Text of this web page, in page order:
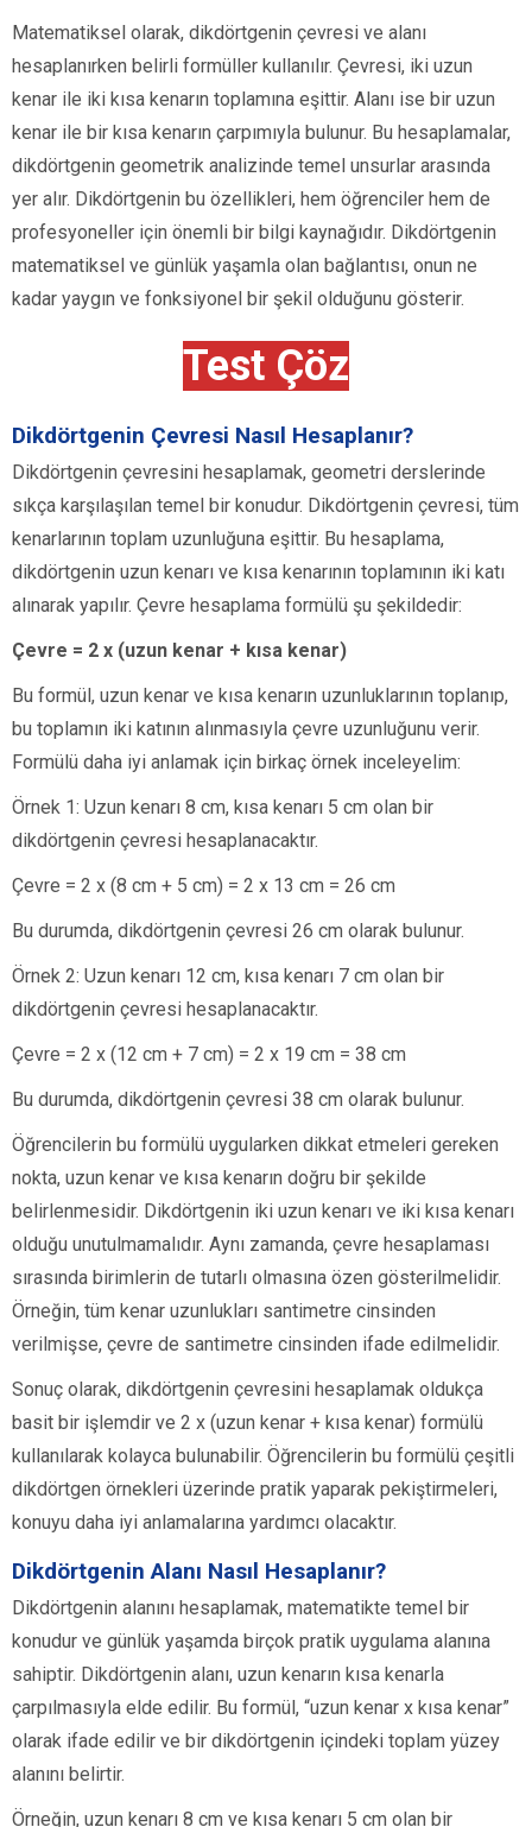
Matematiksel olarak, dikdörtgenin çevresi ve alanı
hesaplanırken belirli formüller kullanılır. Çevresi, iki uzun
kenar ile iki kısa kenarın toplamına eşittir. Alanı ise bir uzun
kenar ile bir kısa kenarın çarpımıyla bulunur. Bu hesaplamalar,
dikdörtgenin geometrik analizinde temel unsurlar arasında
yer alır. Dikdörtgenin bu özellikleri, hem öğrenciler hem de
profesyoneller için önemli bir bilgi kaynağıdır. Dikdörtgenin
matematiksel ve günlük yaşamla olan bağlantısı, onun ne
kadar yaygın ve fonksiyonel bir şekil olduğunu gösterir.
Test Çöz
Dikdörtgenin Çevresi Nasıl Hesaplanır?
Dikdörtgenin çevresini hesaplamak, geometri derslerinde
sıkça karşılaşılan temel bir konudur. Dikdörtgenin çevresi, tüm
kenarlarının toplam uzunluğuna eşittir. Bu hesaplama,
dikdörtgenin uzun kenarı ve kısa kenarının toplamının iki katı
alınarak yapılır. Çevre hesaplama formülü şu şekildedir:
Çevre = 2 x (uzun kenar + kısa kenar)
Bu formül, uzun kenar ve kısa kenarın uzunluklarının toplanıp,
bu toplamın iki katının alınmasıyla çevre uzunluğunu verir.
Formülü daha iyi anlamak için birkaç örnek inceleyelim:
Örnek 1: Uzun kenarı 8 cm, kısa kenarı 5 cm olan bir
dikdörtgenin çevresi hesaplanacaktır.
Çevre = 2 x (8 cm + 5 cm) = 2 x 13 cm = 26 cm
Bu durumda, dikdörtgenin çevresi 26 cm olarak bulunur.
Örnek 2: Uzun kenarı 12 cm, kısa kenarı 7 cm olan bir
dikdörtgenin çevresi hesaplanacaktır.
Çevre = 2 x (12 cm + 7 cm) = 2 x 19 cm = 38 cm
Bu durumda, dikdörtgenin çevresi 38 cm olarak bulunur.
Öğrencilerin bu formülü uygularken dikkat etmeleri gereken
nokta, uzun kenar ve kısa kenarın doğru bir şekilde
belirlenmesidir. Dikdörtgenin iki uzun kenarı ve iki kısa kenarı
olduğu unutulmamalıdır. Aynı zamanda, çevre hesaplaması
sırasında birimlerin de tutarlı olmasına özen gösterilmelidir.
Örneğin, tüm kenar uzunlukları santimetre cinsinden
verilmişse, çevre de santimetre cinsinden ifade edilmelidir.
Sonuç olarak, dikdörtgenin çevresini hesaplamak oldukça
basit bir işlemdir ve 2 x (uzun kenar + kısa kenar) formülü
kullanılarak kolayca bulunabilir. Öğrencilerin bu formülü çeşitli
dikdörtgen örnekleri üzerinde pratik yaparak pekiştirmeleri,
konuyu daha iyi anlamalarına yardımcı olacaktır.
Dikdörtgenin Alanı Nasıl Hesaplanır?
Dikdörtgenin alanını hesaplamak, matematikte temel bir
konudur ve günlük yaşamda birçok pratik uygulama alanına
sahiptir. Dikdörtgenin alanı, uzun kenarın kısa kenarla
çarpılmasıyla elde edilir. Bu formül, “uzun kenar x kısa kenar”
olarak ifade edilir ve bir dikdörtgenin içindeki toplam yüzey
alanını belirtir.
Örneğin, uzun kenarı 8 cm ve kısa kenarı 5 cm olan bir